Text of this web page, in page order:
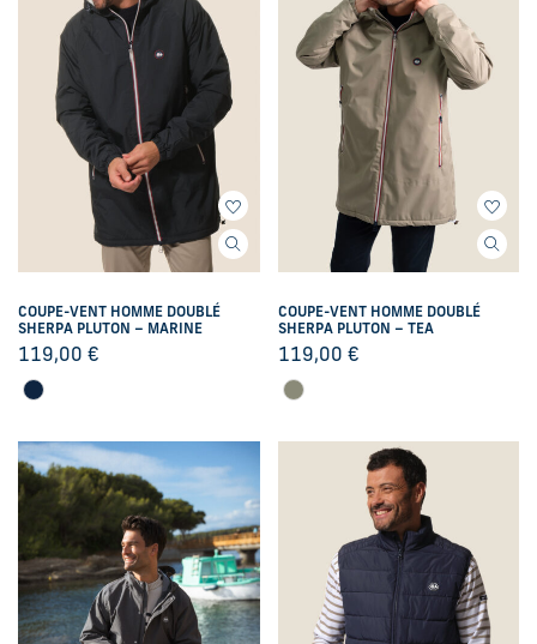
COUPE-VENT HOMME DOUBLÉ
SHERPA PLUTON – MARINE
119,00 €
COUPE-VENT HOMME DOUBLÉ
SHERPA PLUTON – TEA
119,00 €